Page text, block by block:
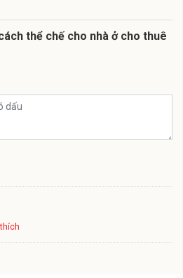
thể chế cho nhà ở cho thuê